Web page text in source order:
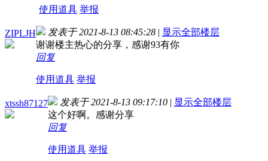
使用道具 举报
ZIPLJH 发表于 2021-8-13 08:45:28 | 显示全部楼层
谢谢楼主热心的分享，感谢93有你
回复
使用道具 举报
xtssh87127 发表于 2021-8-13 09:17:10 | 显示全部楼层
这个好啊。感谢分享
回复
使用道具 举报